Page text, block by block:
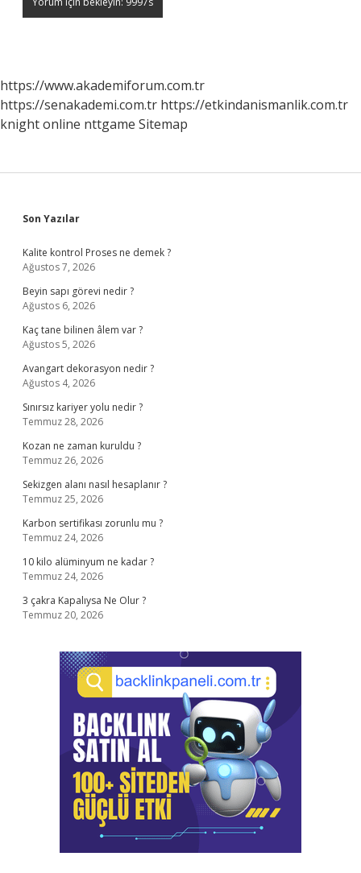
https://www.akademiforum.com.tr
https://senakademi.com.tr https://etkindanismanlik.com.tr
knight online nttgame Sitemap
Sidebar
Son Yazılar
Kalite kontrol Proses ne demek ?
Ağustos 7, 2026
Beyin sapı görevi nedir ?
Ağustos 6, 2026
Kaç tane bilinen âlem var ?
Ağustos 5, 2026
Avangart dekorasyon nedir ?
Ağustos 4, 2026
Sınırsız kariyer yolu nedir ?
Temmuz 28, 2026
Kozan ne zaman kuruldu ?
Temmuz 26, 2026
Sekizgen alanı nasıl hesaplanır ?
Temmuz 25, 2026
Karbon sertifikası zorunlu mu ?
Temmuz 24, 2026
10 kilo alüminyum ne kadar ?
Temmuz 24, 2026
3 çakra Kapalıysa Ne Olur ?
Temmuz 20, 2026